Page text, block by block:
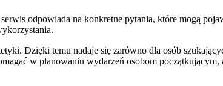
odpowiada na konkretne pytania, które mogą
Dzięki temu nadaje się zarówno dla osób
w planowaniu wydarzeń osobom